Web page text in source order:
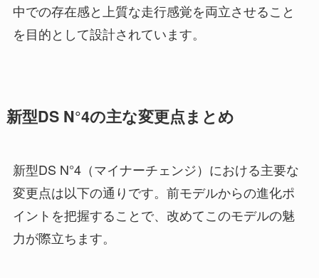
中での存在感と上質な走行感覚を両立させること
を目的として設計されています。
新型DS N°4の主な変更点まとめ
新型DS N°4（マイナーチェンジ）における主要な
変更点は以下の通りです。前モデルからの進化ポ
イントを把握することで、改めてこのモデルの魅
力が際立ちます。